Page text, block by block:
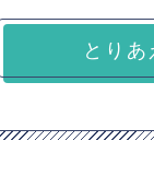
とり